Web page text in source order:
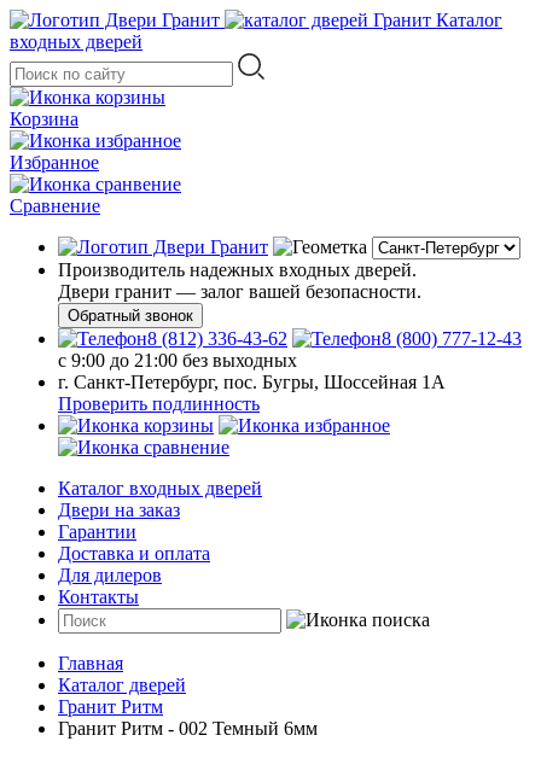
Каталог
входных дверей
Корзина
Избранное
Сравнение
Производитель надежных входных дверей.
Двери гранит — залог вашей безопасности.
Обратный звонок
8 (812) 336-43-62
8 (800) 777-12-43
с 9:00 до 21:00 без выходных
г. Санкт-Петербург, пос. Бугры, Шоссейная 1А
Проверить подлинность
Каталог входных дверей
Двери на заказ
Гарантии
Доставка и оплата
Для дилеров
Контакты
Главная
Каталог дверей
Гранит Ритм
Гранит Ритм - 002 Темный 6мм